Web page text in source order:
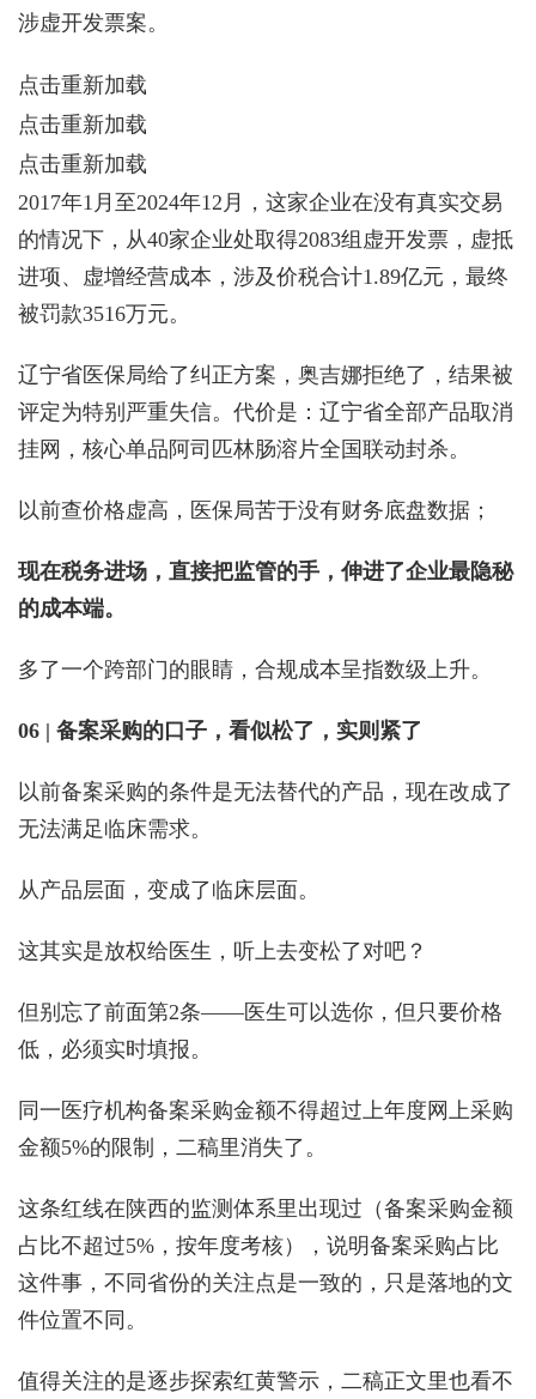
涉虚开发票案。
点击重新加载
点击重新加载
点击重新加载
2017年1月至2024年12月，这家企业在没有真实交易
的情况下，从40家企业处取得2083组虚开发票，虚抵
进项、虚增经营成本，涉及价税合计1.89亿元，最终
被罚款3516万元。
辽宁省医保局给了纠正方案，奥吉娜拒绝了，结果被
评定为特别严重失信。代价是：辽宁省全部产品取消
挂网，核心单品阿司匹林肠溶片全国联动封杀。
以前查价格虚高，医保局苦于没有财务底盘数据；
现在税务进场，直接把监管的手，伸进了企业最隐秘
的成本端。
多了一个跨部门的眼睛，合规成本呈指数级上升。
06 | 备案采购的口子，看似松了，实则紧了
以前备案采购的条件是无法替代的产品，现在改成了
无法满足临床需求。
从产品层面，变成了临床层面。
这其实是放权给医生，听上去变松了对吧？
但别忘了前面第2条——医生可以选你，但只要价格
低，必须实时填报。
同一医疗机构备案采购金额不得超过上年度网上采购
金额5%的限制，二稿里消失了。
这条红线在陕西的监测体系里出现过（备案采购金额
占比不超过5%，按年度考核），说明备案采购占比
这件事，不同省份的关注点是一致的，只是落地的文
件位置不同。
值得关注的是逐步探索红黄警示，二稿正文里也看不